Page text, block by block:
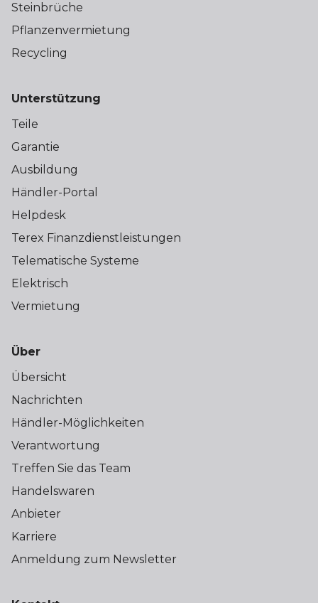
Steinbrüche
Pflanzenvermietung
Recycling
Unterstützung
Teile
Garantie
Ausbildung
Händler-Portal
Helpdesk
Terex Finanzdienstleistungen
Telematische Systeme
Elektrisch
Vermietung
Über
Übersicht
Nachrichten
Händler-Möglichkeiten
Verantwortung
Treffen Sie das Team
Handelswaren
Anbieter
Karriere
Anmeldung zum Newsletter